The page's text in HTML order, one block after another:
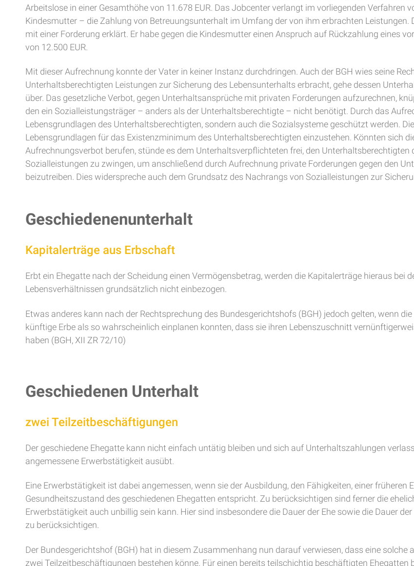
Arbeitslose in einer Gesamthöhe von 11.678 EUR. Das Jobcenter verlangt im vorliegenden Verfahren
Kindesmutter – die Zahlung von Betreuungsunterhalt im Umfang der von ihm erbrachten Leistungen.
mit einer Forderung erklärt. Er habe gegen die Kindesmutter einen Anspruch auf Rückzahlung eines
von 12.500 EUR.
Mit dieser Aufrechnung konnte der Vater in keiner Instanz durchdringen. Auch der BGH wies seine
Unterhaltsberechtigten Leistungen zur Sicherung des Lebensunterhalts erbracht, gehe dessen
über. Das gesetzliche Verbot, gegen Unterhaltsansprüche mit privaten Forderungen aufzurechnen,
den ein Sozialleistungsträger – anders als der Unterhaltsberechtigte – nicht benötigt. Durch das
Lebensgrundlagen des Unterhaltsberechtigten, sondern auch die Sozialsysteme geschützt werden.
Lebensgrundlagen für das Existenzminimum des Unterhaltsberechtigten einzustehen. Könnten sich
Aufrechnungsverbot berufen, stünde es dem Unterhaltsverpflichteten frei, den
Sozialleistungen zu zwingen, um anschließend durch Aufrechnung private Forderungen gegen den
beizutreiben. Dies widerspreche auch dem Grundsatz des Nachrangs von Sozialleistungen zur
Geschiedenenunterhalt
Kapitalerträge aus Erbschaft
Erbt ein Ehegatte nach der Scheidung einen Vermögensbetrag, werden die Kapitalerträge hieraus bei
Lebensverhältnissen grundsätzlich nicht einbezogen.
Etwas anderes kann nach der Rechtsprechung des Bundesgerichtshofs (BGH) jedoch gelten, wenn
künftige Erbe als so wahrscheinlich einplanen konnten, dass sie ihren Lebenszuschnitt
haben (BGH, XII ZR 72/10)
Geschiedenen Unterhalt
zwei Teilzeitbeschäftigungen
Der geschiedene Ehegatte kann nicht einfach untätig bleiben und sich auf Unterhaltszahlungen
angemessene Erwerbstätigkeit ausübt.
Eine Erwerbstätigkeit ist dabei angemessen, wenn sie der Ausbildung, den Fähigkeiten, einer früheren
Gesundheitszustand des geschiedenen Ehegatten entspricht. Zu berücksichtigen sind ferner die
Erwerbstätigkeit auch unbillig sein kann. Hier sind insbesondere die Dauer der Ehe sowie die Dauer
zu berücksichtigen.
Der Bundesgerichtshof (BGH) hat in diesem Zusammenhang nun darauf verwiesen, dass eine
zwei Teilzeitbeschäftigungen bestehen könne. Für einen bereits teilschichtig beschäftigten Ehegatten